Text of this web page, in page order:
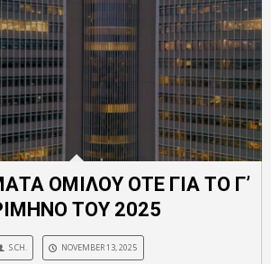
ΟΜΙΛΟΥ ΟΤΕ ΓΙΑ ΤΟ Γ’
ΤΟΥ 2025
S.CH. NOVEMBER 13, 2025